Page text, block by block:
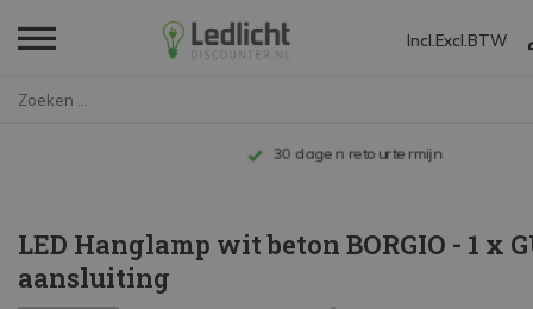
Incl. Excl. BTW
Tot 10 jaar garantie
LED Hanglamp wit beton BORGIO - 1 x
aansluiting